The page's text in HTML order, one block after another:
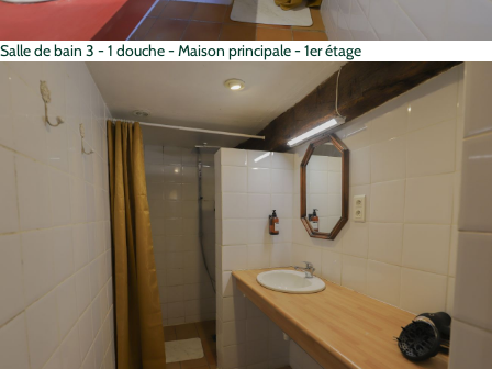
Salle de bain 3 - 1 douche - Maison principale - 1er étage